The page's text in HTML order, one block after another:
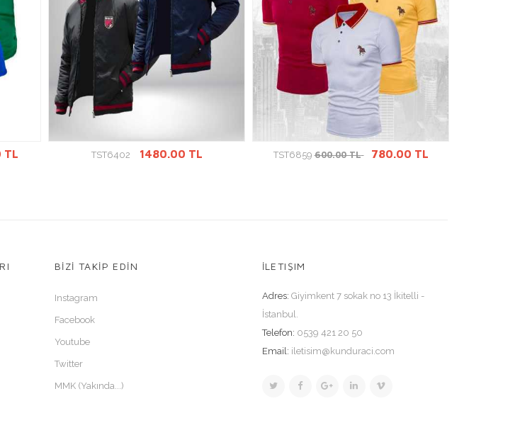
TL ÜRÜN DETAYINA GİT
TST6402 1480.00 TL ÜRÜN DETAYINA GİT
TST6859600.00 TL 780.00 TL
BİZİ TAKİP EDİN
Instagram
Facebook
Youtube
Twitter
MMK (Yakında...)
İLETIŞIM
Adres: Giyimkent 7 sokak no 13 İkitelli -
İstanbul.
Telefon: 0539 421 20 50
Email: iletisim@kunduraci.com